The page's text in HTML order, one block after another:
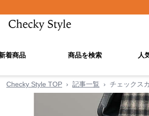
着商品 商品を検索 人
Checky Style TOP › 記事一覧 › チェックス